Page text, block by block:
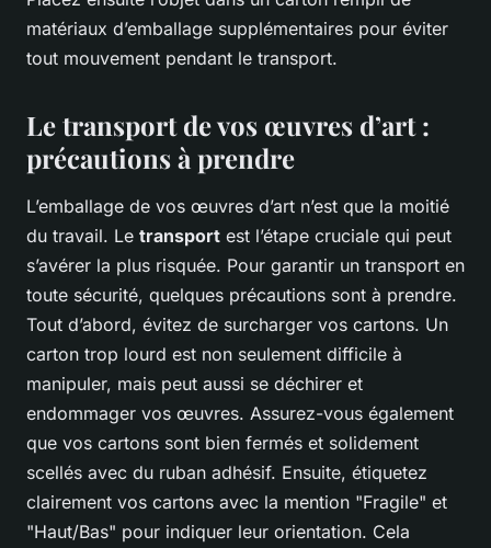
matériaux d’emballage supplémentaires pour éviter
tout mouvement pendant le transport.
Le transport de vos œuvres d’art :
précautions à prendre
L’emballage de vos œuvres d’art n’est que la moitié
du travail. Le transport est l’étape cruciale qui peut
s’avérer la plus risquée. Pour garantir un transport en
toute sécurité, quelques précautions sont à prendre.
Tout d’abord, évitez de surcharger vos cartons. Un
carton trop lourd est non seulement difficile à
manipuler, mais peut aussi se déchirer et
endommager vos œuvres. Assurez-vous également
que vos cartons sont bien fermés et solidement
scellés avec du ruban adhésif. Ensuite, étiquetez
clairement vos cartons avec la mention "Fragile" et
"Haut/Bas" pour indiquer leur orientation. Cela